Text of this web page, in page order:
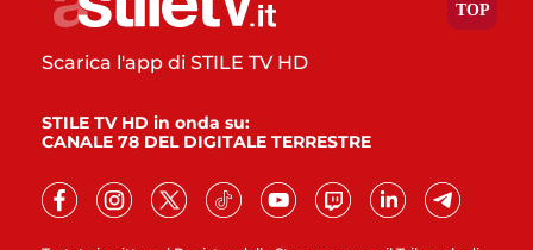
Scarica l'app di STILE TV HD
STILE TV HD in onda su:
CANALE 78 DEL DIGITALE TERRESTRE